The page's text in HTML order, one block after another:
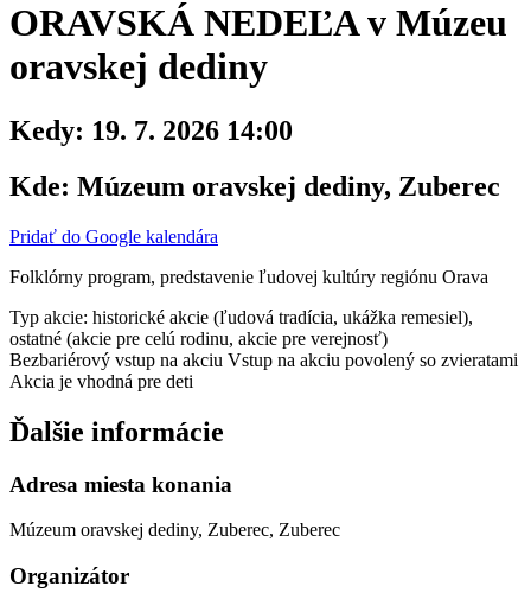
ORAVSKÁ NEDEĽA v Múzeu
oravskej dediny
Kedy: 19. 7. 2026 14:00
Kde: Múzeum oravskej dediny, Zuberec
Pridať do Google kalendára
Folklórny program, predstavenie ľudovej kultúry regiónu Orava
Typ akcie: historické akcie (ľudová tradícia, ukážka remesiel),
ostatné (akcie pre celú rodinu, akcie pre verejnosť)
Bezbariérový vstup na akciu Vstup na akciu povolený so zvieratami
Akcia je vhodná pre deti
Ďalšie informácie
Adresa miesta konania
Múzeum oravskej dediny, Zuberec, Zuberec
Organizátor